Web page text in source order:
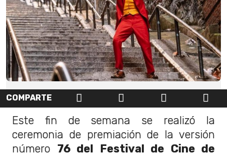
COMPARTE
Este fin de semana se realizó la
ceremonia de premiación de la versión
número 76 del Festival de Cine de